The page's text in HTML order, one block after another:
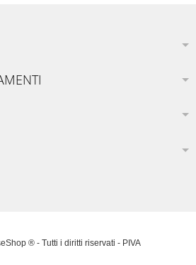
® - Tutti i diritti riservati - PIVA